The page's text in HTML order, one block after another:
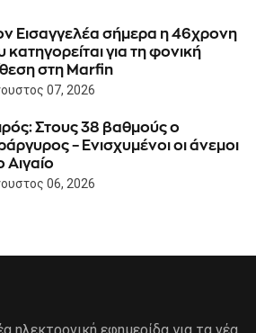
Εισαγγελέα σήμερα η 46χρονη
κατηγορείται για τη φονική
στη Marfin
07, 2026
Στους 38 βαθμούς ο
– Ενισχυμένοι οι άνεμοι
Αιγαίο
06, 2026